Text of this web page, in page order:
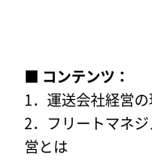
■ コンテンツ：
1．運送会社経営
2．フリートマネ
営とは